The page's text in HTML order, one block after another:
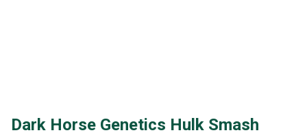
Dark Horse Genetics Hulk Smash